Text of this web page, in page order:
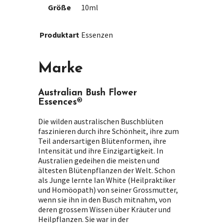
Größe 10ml
Produktart Essenzen
Marke
Australian Bush Flower
Essences®
Die wilden australischen Buschblüten
faszinieren durch ihre Schönheit, ihre zum
Teil andersartigen Blütenformen, ihre
Intensität und ihre Einzigartigkeit. In
Australien gedeihen die meisten und
ältesten Blütenpflanzen der Welt. Schon
als Junge lernte Ian White (Heilpraktiker
und Homöopath) von seiner Grossmutter,
wenn sie ihn in den Busch mitnahm, von
deren grossem Wissen über Kräuter und
Heilpflanzen. Sie war in der